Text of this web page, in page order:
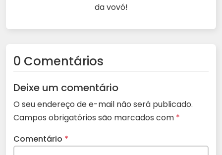
da vovó!
0 Comentários
Deixe um comentário
O seu endereço de e-mail não será publicado.
Campos obrigatórios são marcados com *
Comentário *